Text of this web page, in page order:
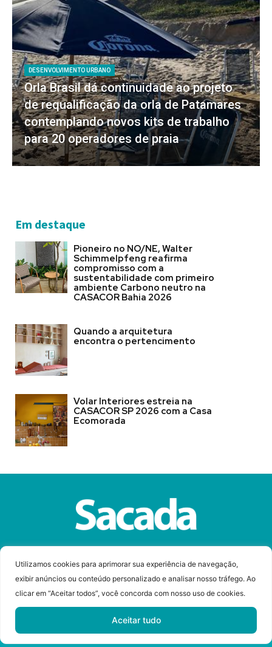
Utilizamos cookies para aprimorar sua experiência de navegação,
exibir anúncios ou conteúdo personalizado e analisar nosso tráfego. Ao
clicar em “Aceitar todos”, você concorda com nosso uso de cookies.
Aceitar tudo
DESENVOLVIMENTO URBANO
Orla Brasil dá continuidade ao projeto
de requalificação da orla de Patamares
contemplando novos kits de trabalho
para 20 operadores de praia
Em destaque
Pioneiro no NO/NE, Walter
Schimmelpfeng reafirma
compromisso com a
sustentabilidade com primeiro
ambiente Carbono neutro na
CASACOR Bahia 2026
Quando a arquitetura
encontra o pertencimento
Volar Interiores estreia na
CASACOR SP 2026 com a Casa
Ecomorada
Desenvolvido por